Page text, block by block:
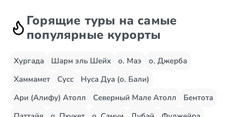
Горящие туры на самые
популярные курорты
Хургада Шарм эль Шейх о. Маэ
о. Джерба
Хаммамет
Сусс
Нуса Дуа (о. Бали)
Ари (Алифу) Атолл
Северный Мале Атолл
Бентота